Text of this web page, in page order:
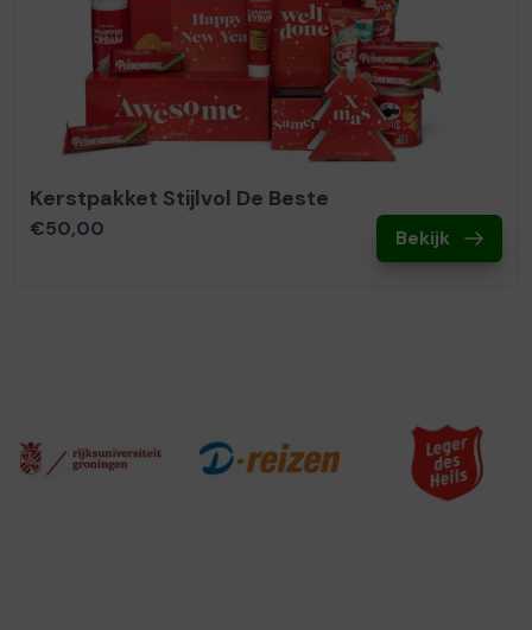
Kerstpakket Stijlvol De Beste
€50,00 Bekijk